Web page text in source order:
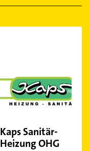
Kaps Sanitär-
Heizung OHG